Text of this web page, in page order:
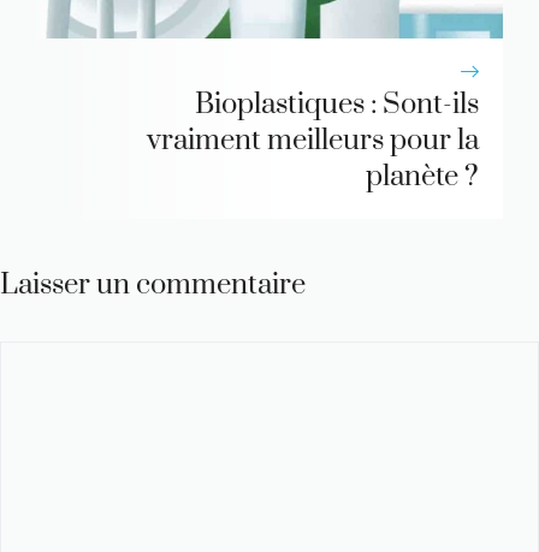
Bioplastiques : Sont-ils
vraiment meilleurs pour la
planète ?
Laisser un commentaire